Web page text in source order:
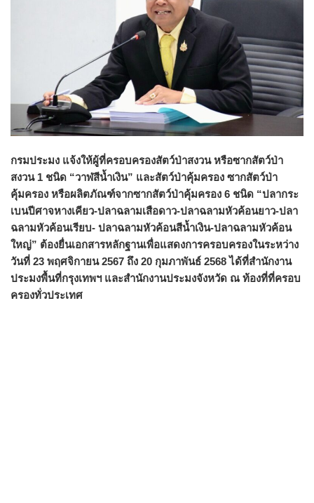
กรมประมง แจ้งให้ผู้ที่ครอบครองสัตว์ป่าสงวน หรือซากสัตว์ป่า
สงวน 1 ชนิด “วาฬสีน้ำเงิน” และสัตว์ป่าคุ้มครอง ซากสัตว์ป่า
คุ้มครอง หรือผลิตภัณฑ์จากซากสัตว์ป่าคุ้มครอง 6 ชนิด “ปลากระ
เบนปีศาจหางเคียว-ปลาฉลามเสือดาว-ปลาฉลามหัวค้อนยาว-ปลา
ฉลามหัวค้อนเรียบ- ปลาฉลามหัวค้อนสีน้ำเงิน-ปลาฉลามหัวค้อน
ใหญ่” ต้องยื่นเอกสารหลักฐานเพื่อแสดงการครอบครองในระหว่าง
วันที่ 23 พฤศจิกายน 2567 ถึง 20 กุมภาพันธ์ 2568 ได้ที่สำนักงาน
ประมงพื้นที่กรุงเทพฯ และสำนักงานประมงจังหวัด ณ ท้องที่ที่ครอบ
ครองทั่วประเทศ